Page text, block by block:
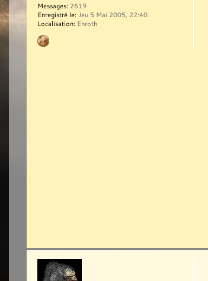
Messages: 2619
Enregistré le: Jeu 5 Mai 2005, 22:40
Localisation: Enroth